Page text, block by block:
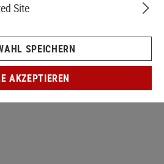
Site
SPEICHERN
AKZEPTIEREN